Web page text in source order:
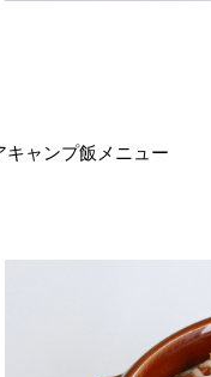
キャンプ飯メニュー